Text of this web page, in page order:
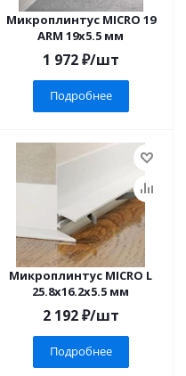
Микроплинтус MICRO 19
ARM 19х5.5 мм
1 972₽/шт
Подробнее
Микроплинтус MICRO L
25.8х16.2х5.5 мм
2 192₽/шт
Подробнее